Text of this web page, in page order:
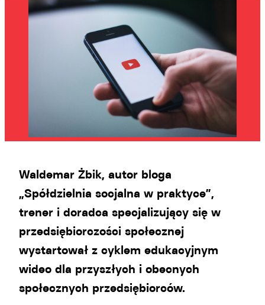
Waldemar Żbik, autor bloga
„Spółdzielnia socjalna w praktyce”,
trener i doradca specjalizujący się w
przedsiębiorczości społecznej
wystartował z cyklem edukacyjnym
wideo dla przyszłych i obecnych
społecznych przedsiębiorców.